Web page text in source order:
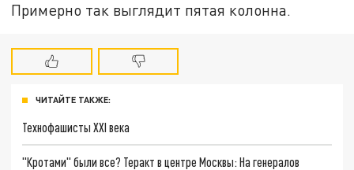
Примерно так выглядит пятая колонна.
ЧИТАЙТЕ ТАКЖЕ:
Технофашисты XXI века
"Кротами" были все? Теракт в центре Москвы: На генералов